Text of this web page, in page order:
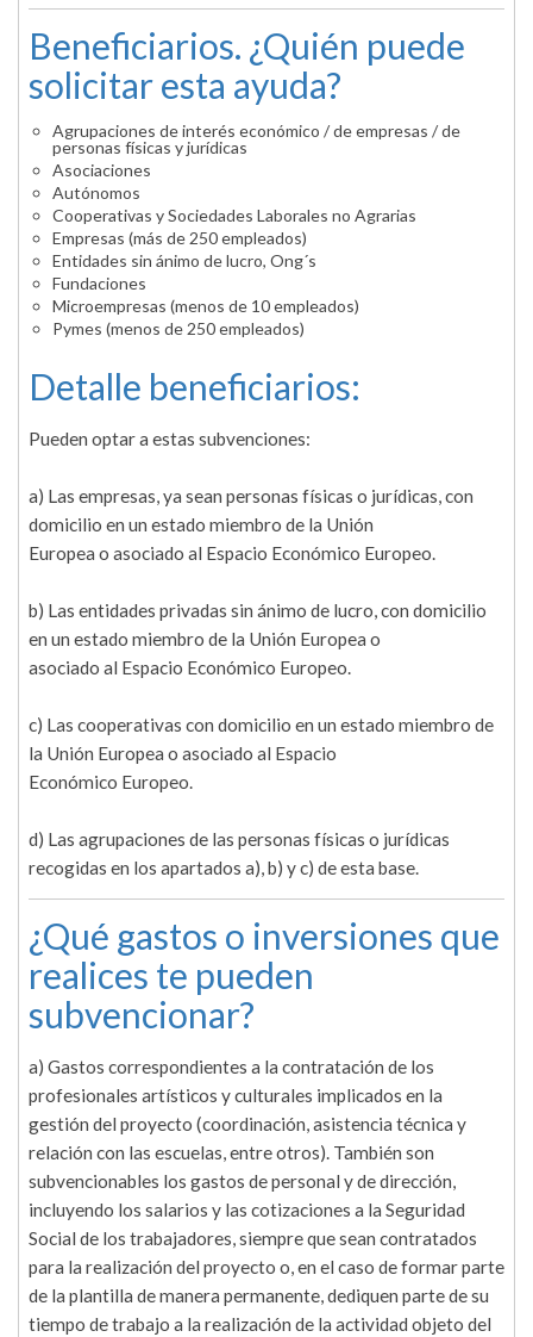
Beneficiarios. ¿Quién puede
solicitar esta ayuda?
Agrupaciones de interés económico / de empresas / de
personas físicas y jurídicas
Asociaciones
Autónomos
Cooperativas y Sociedades Laborales no Agrarias
Empresas (más de 250 empleados)
Entidades sin ánimo de lucro, Ong´s
Fundaciones
Microempresas (menos de 10 empleados)
Pymes (menos de 250 empleados)
Detalle beneficiarios:
Pueden optar a estas subvenciones:
a) Las empresas, ya sean personas físicas o jurídicas, con
domicilio en un estado miembro de la Unión
Europea o asociado al Espacio Económico Europeo.
b) Las entidades privadas sin ánimo de lucro, con domicilio
en un estado miembro de la Unión Europea o
asociado al Espacio Económico Europeo.
c) Las cooperativas con domicilio en un estado miembro de
la Unión Europea o asociado al Espacio
Económico Europeo.
d) Las agrupaciones de las personas físicas o jurídicas
recogidas en los apartados a), b) y c) de esta base.
¿Qué gastos o inversiones que
realices te pueden
subvencionar?
a) Gastos correspondientes a la contratación de los
profesionales artísticos y culturales implicados en la
gestión del proyecto (coordinación, asistencia técnica y
relación con las escuelas, entre otros). También son
subvencionables los gastos de personal y de dirección,
incluyendo los salarios y las cotizaciones a la Seguridad
Social de los trabajadores, siempre que sean contratados
para la realización del proyecto o, en el caso de formar parte
de la plantilla de manera permanente, dediquen parte de su
tiempo de trabajo a la realización de la actividad objeto del